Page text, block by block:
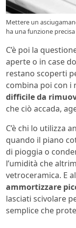
Mettere un
ha una funzione
C’è poi la
aperte o in case
restano scoperti
combina poi con i
difficile da
che ciò accada,
C’è chi lo utilizza
quando il piano
di pioggia o
l’umidità che
vetroceramica. E
ammortizzare
lasciati scivolare
semplice che